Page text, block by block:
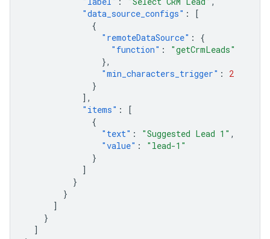
"data_source_configs" :
[
{
"remoteDataSource" :
{
"function" :
"getCrmLeads"
},
"min_characters_trigger" :
2
}
],
"items" :
[
{
"text" : "Suggested Lead 1" ,
"value" :
"lead-1"
}
]
}
}
]
}
]